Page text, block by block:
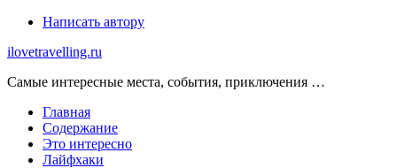
Skip
content
Написать автору
ilovetravelling.ru
Самые интересные места, события, приключения …
Главная
Содержание
Это интересно
Лайфхаки